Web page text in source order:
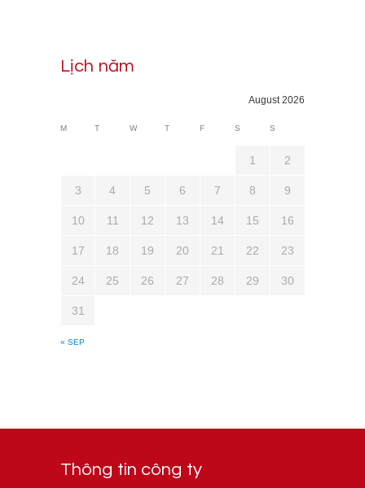
Lịch năm
August 2026
M T W T F S S
« SEP
1 2
3 4 5 6 7 8 9
10 11 12 13 14 15 16
17 18 19 20 21 22 23
24 25 26 27 28 29 30
31
Thông tin công ty